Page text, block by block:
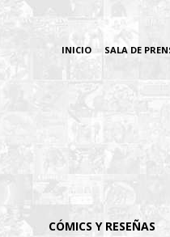
INICIO SALA DE
CÓMICS Y RESEÑAS